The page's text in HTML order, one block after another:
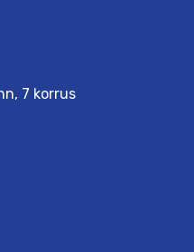
7 korrus